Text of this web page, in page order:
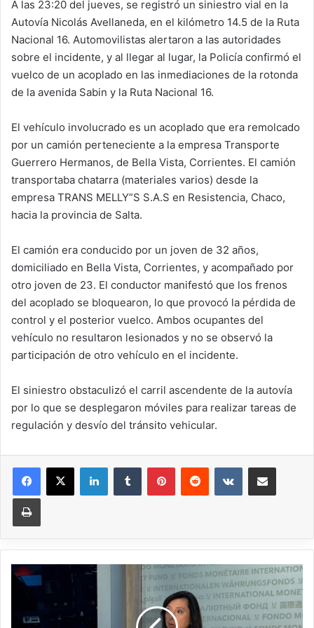
A las 23:20 del jueves, se registró un siniestro vial en la
Autovía Nicolás Avellaneda, en el kilómetro 14.5 de la Ruta
Nacional 16. Automovilistas alertaron a las autoridades
sobre el incidente, y al llegar al lugar, la Policía confirmó el
vuelco de un acoplado en las inmediaciones de la rotonda
de la avenida Sabin y la Ruta Nacional 16.
El vehículo involucrado es un acoplado que era remolcado
por un camión perteneciente a la empresa Transporte
Guerrero Hermanos, de Bella Vista, Corrientes. El camión
transportaba chatarra (materiales varios) desde la
empresa TRANS MELLY”S S.A.S en Resistencia, Chaco,
hacia la provincia de Salta.
El camión era conducido por un joven de 32 años,
domiciliado en Bella Vista, Corrientes, y acompañado por
otro joven de 23. El conductor manifestó que los frenos
del acoplado se bloquearon, lo que provocó la pérdida de
control y el posterior vuelco. Ambos ocupantes del
vehículo no resultaron lesionados y no se observó la
participación de otro vehículo en el incidente.
El siniestro obstaculizó el carril ascendente de la autovía
por lo que se desplegaron móviles para realizar tareas de
regulación y desvío del tránsito vehicular.